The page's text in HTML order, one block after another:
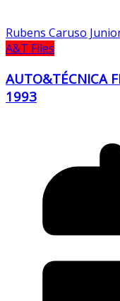
Rubens Caruso
A&T Files
AUTO&TÉCNICA
1993